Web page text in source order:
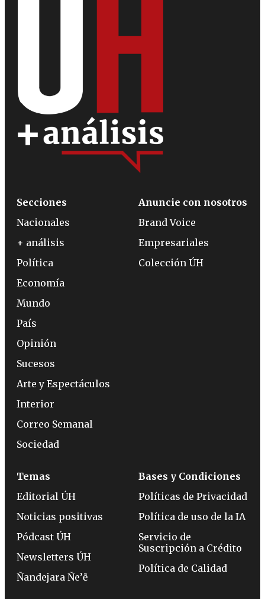
Secciones
Nacionales
+ análisis
Política
Economía
Mundo
País
Opinión
Sucesos
Arte y Espectáculos
Interior
Correo Semanal
Sociedad
Anuncie con nosotros
Brand Voice
Empresariales
Colección ÚH
Temas
Editorial ÚH
Noticias positivas
Pódcast ÚH
Newsletters ÚH
Ñandejara Ñe’ẽ
Bases y Condiciones
Políticas de Privacidad
Política de uso de la IA
Servicio de
Suscripción a Crédito
Política de Calidad